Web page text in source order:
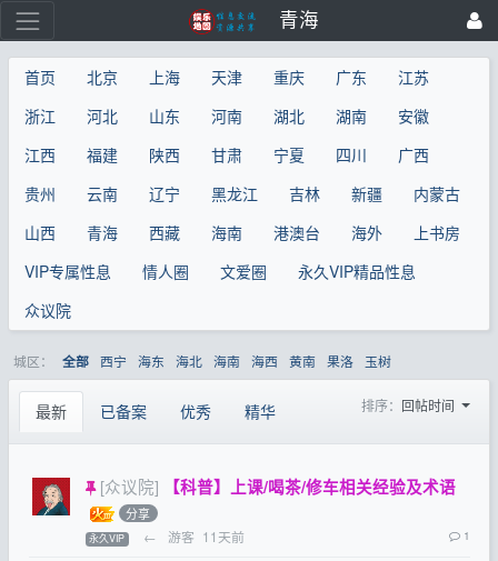
青海
首页 北京 上海 天津 重庆 广东
江苏
浙江
河北 山东 河南 湖北 湖南
安徽
江西
福建 陕西 甘肃 宁夏 四川
广西
贵州
云南 辽宁 黑龙江 吉林 新疆
内蒙古
山西
青海 西藏 海南 港澳台 海外
上书房
VIP专属性息
情人圈 文爱圈
永久VIP精品性息
众议院
城区： 全部 西宁 海东 海北 海南 海西 黄南 果洛 玉树
最新 已备案 优秀 精华 排序： 回帖时间
[众议院] 【科普】上课/喝茶/修车相关经验及术语
分享
永久VIP ← 游客 11天前 1